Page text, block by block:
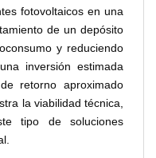
fotovoltaicos en una
de un depósito
y reduciendo
inversión estimada
retorno aproximado
la viabilidad técnica,
tipo de soluciones